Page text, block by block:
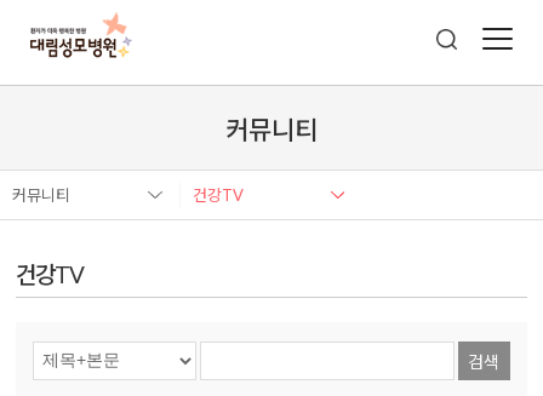
커뮤니티
커뮤니티 건강TV
건강TV
검색